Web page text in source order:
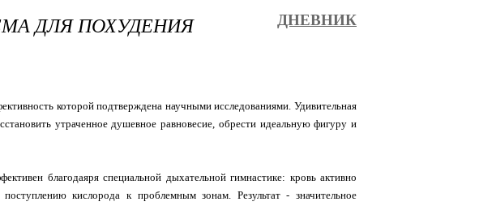
ДЛЯ ПОХУДЕНИЯ ДНЕВНИК
которой подтверждена научными исследованиями. Удивительная
утраченное душевное равновесие, обрести идеальную фигуру и
благодаяря специальной дыхательной гимнастике: кровь активно
кислорода к проблемным зонам. Результат - значительное